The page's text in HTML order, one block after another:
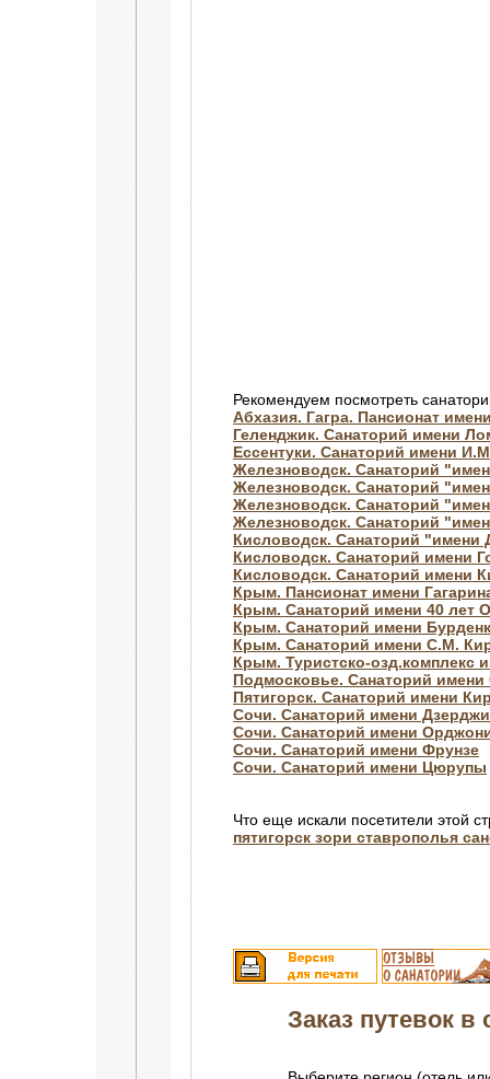
Рекомендуем посмотреть
Абхазия. Гагра. Пансионат
Геленджик. Санаторий имени
Ессентуки. Санаторий имени
Железноводск. Санаторий
Железноводск. Санаторий
Железноводск. Санаторий
Железноводск. Санаторий
Кисловодск. Санаторий "имени
Кисловодск. Санаторий имени
Кисловодск. Санаторий имени
Крым. Пансионат имени
Крым. Санаторий имени 40 лет
Крым. Санаторий имени
Крым. Санаторий имени С.М.
Крым. Туристско-озд.комплекс
Подмосковье. Санаторий имени
Пятигорск. Санаторий имени
Сочи. Санаторий имени
Сочи. Санаторий имени
Сочи. Санаторий имени Фрунзе
Сочи. Санаторий имени Цюрупы
Что еще искали посетители этой
пятигорск зори ставрополья
Заказ путевок в